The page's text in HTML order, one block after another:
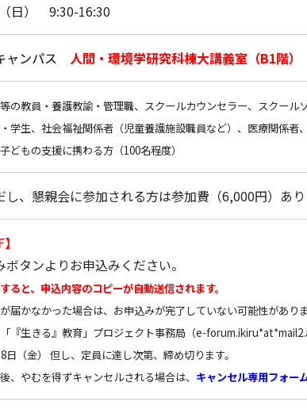
） 9:30-16:30
ャンパス 人間・環境学研究科棟大講義室（B1階）
の教員・養護教諭・管理職、スクールカウンセラー、スクール
学生、社会福祉関係者（児童養護施設職員など）、医療関係
もの支援に携わる方（100名程度）
懇親会に参加される方は参加費（6,000円）あり
】
タンよりお申込みください。
ると、申込内容のコピーが自動送信されます。
届かなかった場合は、お申込みが完了していない可能性があり
『生きる』教育」プロジェクト事務局（e-
（金） 但し、定員に達し次第、締め切ります。
、やむを得ずキャンセルされる場合は、 キャンセル専用フォー